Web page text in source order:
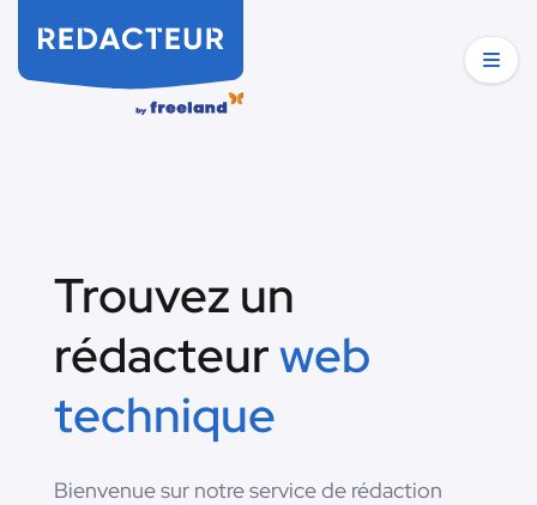
Trouvez un
rédacteurweb
technique
Bienvenue sur notre service de rédaction